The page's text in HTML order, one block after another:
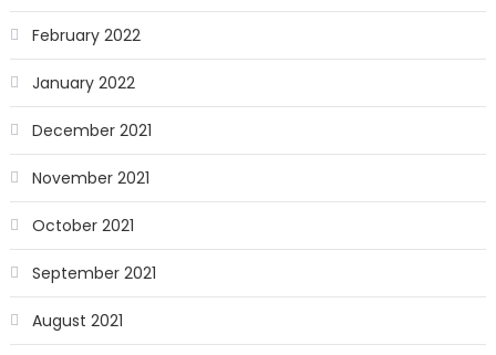
February 2022
January 2022
December 2021
November 2021
October 2021
September 2021
August 2021